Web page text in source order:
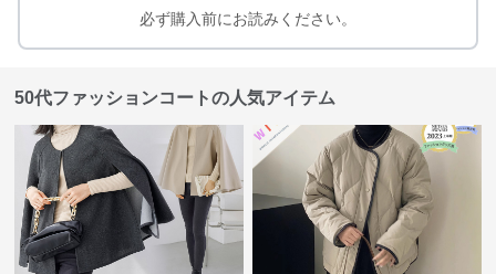
必ず購入前にお読みください。
50代ファッションコートの人気アイテム